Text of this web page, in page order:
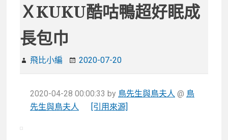
ＸKUKU酷咕鴨超好眠成
長包巾
飛比小編 2020-07-20
2020-04-28 00:00:33 by 鳥先生與鳥夫人 @ 鳥
先生與鳥夫人
[引用來源]